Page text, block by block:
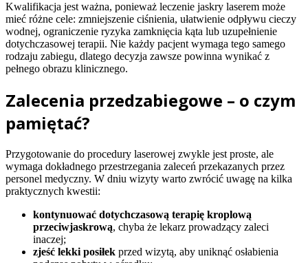
Kwalifikacja jest ważna, ponieważ leczenie jaskry laserem może
mieć różne cele: zmniejszenie ciśnienia, ułatwienie odpływu cieczy
wodnej, ograniczenie ryzyka zamknięcia kąta lub uzupełnienie
dotychczasowej terapii. Nie każdy pacjent wymaga tego samego
rodzaju zabiegu, dlatego decyzja zawsze powinna wynikać z
pełnego obrazu klinicznego.
Zalecenia przedzabiegowe – o czym
pamiętać?
Przygotowanie do procedury laserowej zwykle jest proste, ale
wymaga dokładnego przestrzegania zaleceń przekazanych przez
personel medyczny. W dniu wizyty warto zwrócić uwagę na kilka
praktycznych kwestii:
kontynuować dotychczasową terapię kroplową
przeciwjaskrową, chyba że lekarz prowadzący zaleci
inaczej;
zjeść lekki posiłek przed wizytą, aby uniknąć osłabienia